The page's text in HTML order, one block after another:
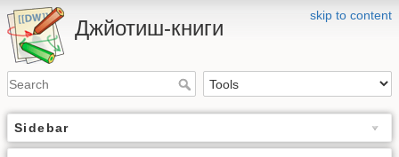
skip to content
Джйотиш-книги
Sidebar